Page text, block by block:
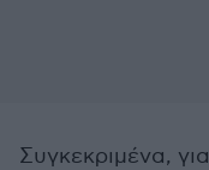
Συγκεκριμένα,